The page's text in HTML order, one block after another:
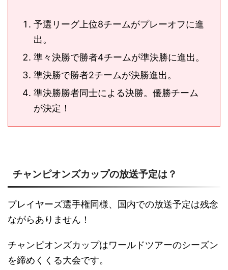
予選リーグ上位8チームがプレーオフに進
出。
準々決勝で勝者4チームが準決勝に進出。
準決勝で勝者2チームが決勝進出。
準決勝勝者同士による決勝。優勝チーム
が決定！
チャンピオンズカップの放送予定は？
プレイヤーズ選手権同様、国内での放送予定は残念
ながらありません！
チャンピオンズカップはワールドツアーのシーズン
を締めくくる大会です。